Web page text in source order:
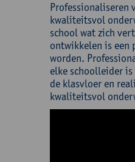
Professionaliseren
kwaliteitsvol
school wat zich
ontwikkelen is een
worden.
elke schoolleider
de klasvloer en
kwaliteitsvol